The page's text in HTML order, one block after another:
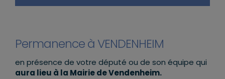
Permanence à VENDENHEIM
en présence de votre député ou de son équipe qui
aura lieu à la Mairie de Vendenheim.